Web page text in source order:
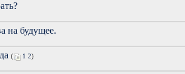
на будущее.
( 1 2)